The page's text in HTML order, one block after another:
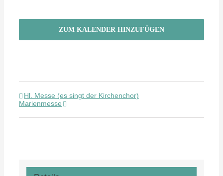
ZUM KALENDER HINZUFÜGEN
Hl. Messe (es singt der Kirchenchor)
Marienmesse